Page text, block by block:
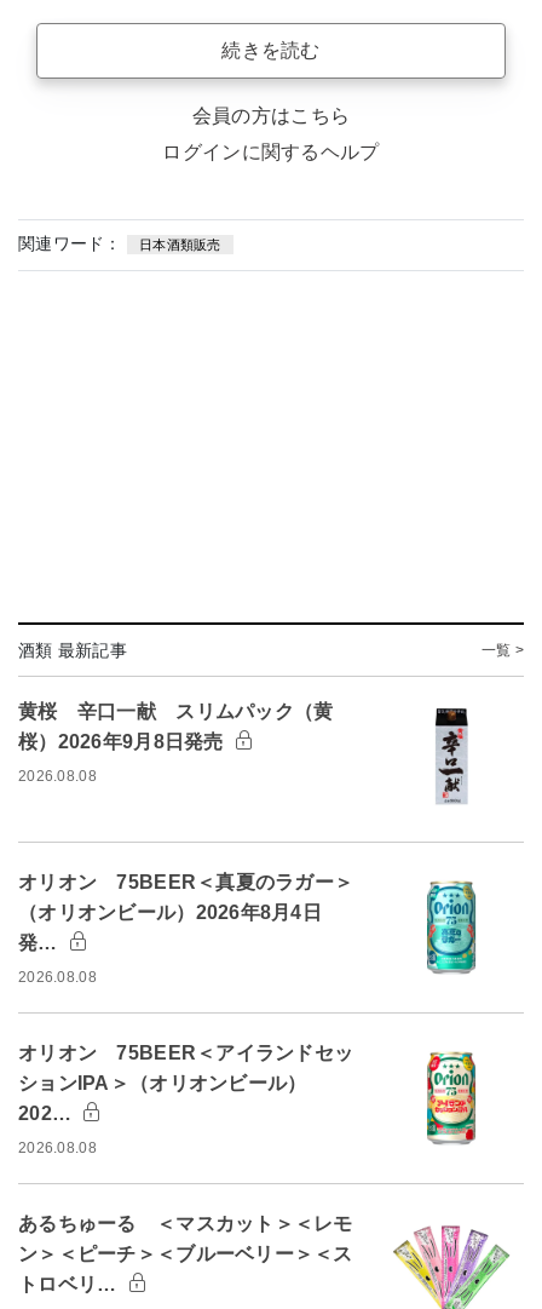
続きを読む
会員の方はこちら
ログインに関するヘルプ
関連ワード： 日本酒類販売
酒類 最新記事 一覧 >
黄桜 辛口一献 スリムパック（黄
桜）2026年9月8日発売
2026.08.08
オリオン 75BEER＜真夏のラガー＞
（オリオンビール）2026年8月4日
発…
2026.08.08
オリオン 75BEER＜アイランドセッ
ションIPA＞（オリオンビール）
202…
2026.08.08
あるちゅーる ＜マスカット＞＜レモ
ン＞＜ピーチ＞＜ブルーベリー＞＜ス
トロベリ…